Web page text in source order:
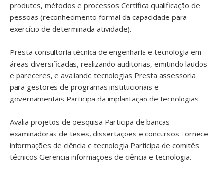
produtos, métodos e processos Certifica qualificação de
pessoas (reconhecimento formal da capacidade para
exercício de determinada atividade).
Presta consultoria técnica de engenharia e tecnologia em
áreas diversificadas, realizando auditorias, emitindo laudos
e pareceres, e avaliando tecnologias Presta assessoria
para gestores de programas institucionais e
governamentais Participa da implantação de tecnologias.
Avalia projetos de pesquisa Participa de bancas
examinadoras de teses, dissertações e concursos Fornece
informações de ciência e tecnologia Participa de comitês
técnicos Gerencia informações de ciência e tecnologia.